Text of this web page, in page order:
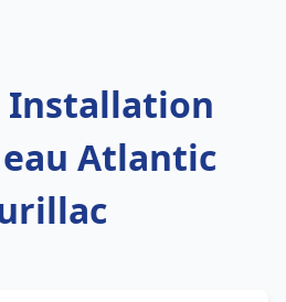
Installation
Atlantic